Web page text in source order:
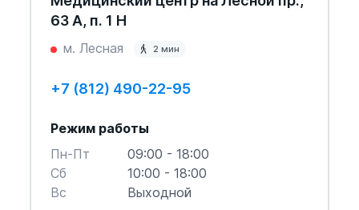
63 А, п. 1 Н
м. Лесная 2 мин
+7 (812) 490-22-95
Режим работы
Пн-Пт
09:00 - 18:00
Cб
10:00 - 18:00
Вс
Выходной